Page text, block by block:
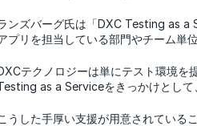
ンズバーグ氏は「DXC Testing as a
プリを担当している部門やチーム単
テクノロジーは単にテスト環境を
as a Serviceをきっかけとして
うした手厚い支援が用意されている